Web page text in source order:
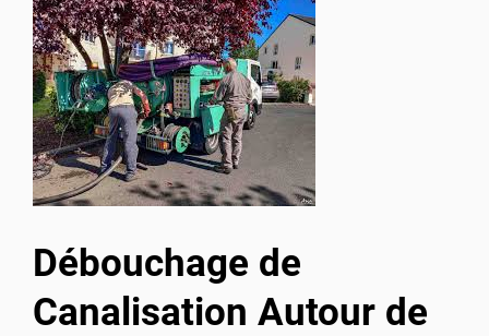
Débouchage de
Canalisation Autour de